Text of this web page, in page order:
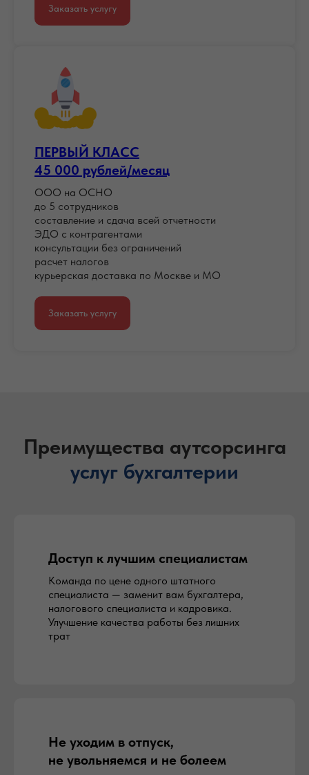
Заказать услугу
ПЕРВЫЙ КЛАСС
45 000 рублей/месяц
ООО на ОСНО
до 5 сотрудников
составление и сдача всей отчетности
ЭДО с контрагентами
консультации без ограничений
расчет налогов
курьерская доставка по Москве и МО
Заказать услугу
Преимущества аутсорсинга
услуг бухгалтерии
Доступ к лучшим специалистам
Команда по цене одного штатного
специалиста — заменит вам бухгалтера,
налогового специалиста и кадровика.
Улучшение качества работы без лишних
трат
Не уходим в отпуск,
не увольняемся и не болеем